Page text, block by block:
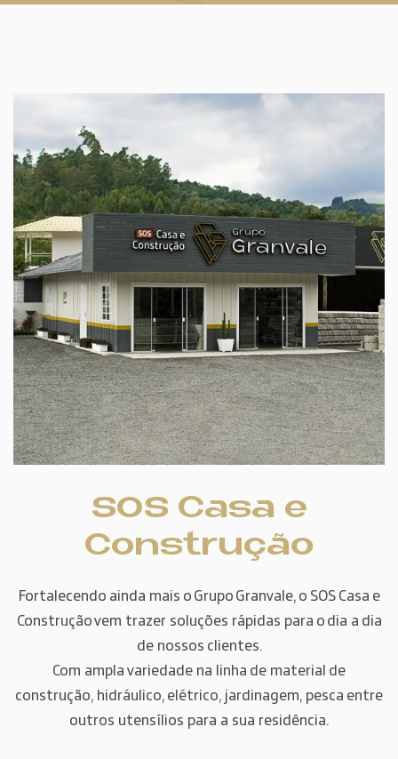
SOS Casa e
Construção
Fortalecendo ainda mais o Grupo Granvale, o SOS Casa e
Construção vem trazer soluções rápidas para o dia a dia
de nossos clientes.
Com ampla variedade na linha de material de
construção, hidráulico, elétrico, jardinagem, pesca entre
outros utensílios para a sua residência.